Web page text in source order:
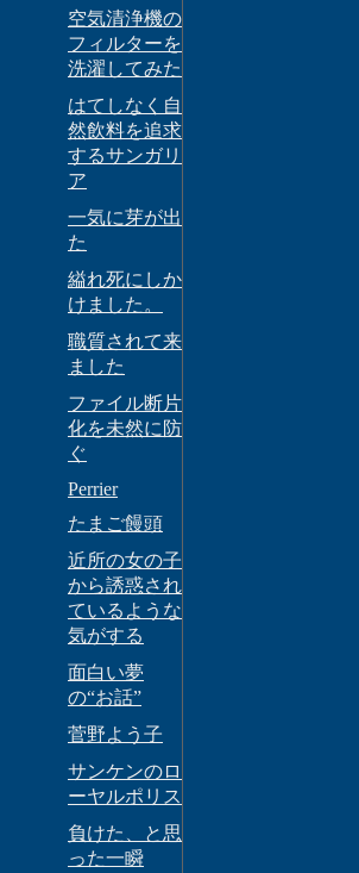
空気清浄機の
フィルターを
洗濯してみた
はてしなく自
然飲料を追求
するサンガリ
ア
一気に芽が出
た
縊れ死にしか
けました。
職質されて来
ました
ファイル断片
化を未然に防
ぐ
Perrier
たまご饅頭
近所の女の子
から誘惑され
ているような
気がする
面白い夢
の“お話”
菅野よう子
サンケンのロ
ーヤルポリス
負けた、と思
った一瞬